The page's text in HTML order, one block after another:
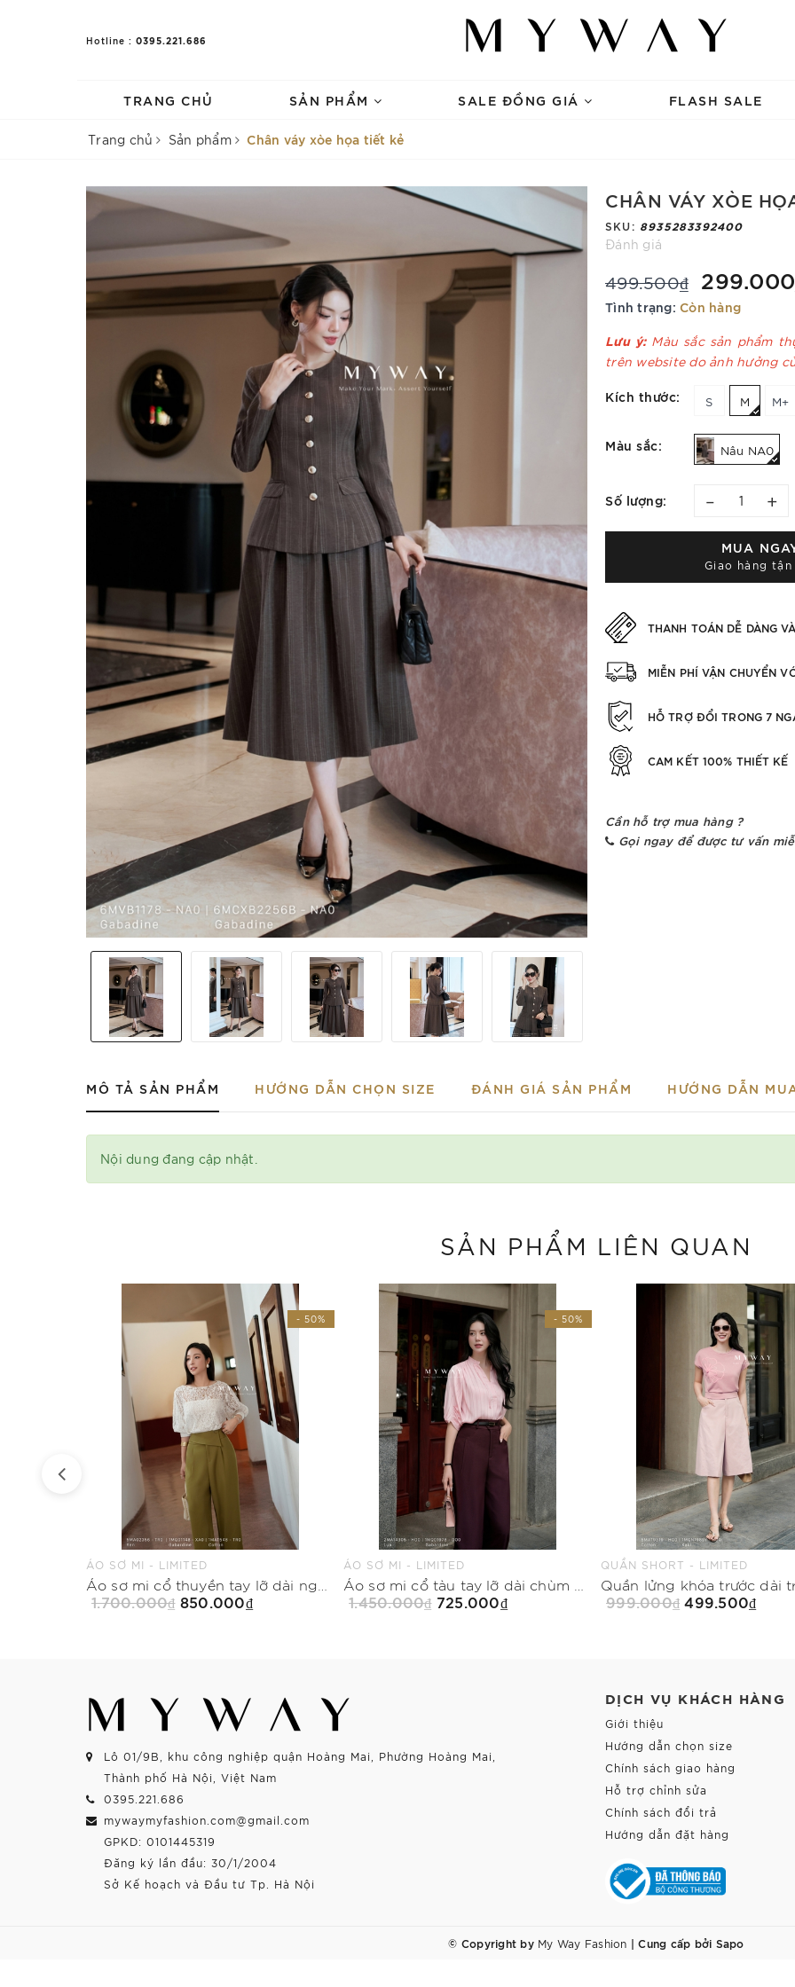
Hotline : 0395.221.686
TRANG CHỦ SẢN PHẨM SALE ĐỒNG GIÁ FLASH SALE
Trang chủ Sản phẩm Chân váy xòe họa tiết kẻ
CHÂN VÁY XÒE
SKU: 8935283392400
Đánh giá
499.500₫
Tình trạng: Còn hàng
Lưu ý: Màu sắc sản phẩm
trên website do ảnh hưởng
Kích thước: S M M+
Màu sắc: Nâu NA0
Số lượng: – +
MUA
Giao hàng tận
THANH TOÁN DỄ DÀNG
MIỄN PHÍ VẬN CHUYỂN
HỖ TRỢ ĐỔI TRONG 7
CAM KẾT 100% THIẾT KẾ
Cần hỗ trợ mua hàng ?
Gọi ngay để được tư vấn
MÔ TẢ SẢN PHẨM HƯỚNG DẪN CHỌN SIZE ĐÁNH GIÁ SẢN PHẨM HƯỚNG DẪN
Nội dung đang cập nhật.
SẢN PHẨM LIÊN QUAN
- 50%
ÁO SƠ MI - LIMITED
1.700.000₫ 850.000₫
- 50%
ÁO SƠ MI - LIMITED
1.450.000₫ 725.000₫
QUẦN SHORT - LIMITED
Quần lửng khóa trước dài
999.000₫ 499.500₫
Lô 01/9B, khu công nghiệp quận Hoàng Mai, Phường Hoàng Mai,
Thành phố Hà Nội, Việt Nam
0395.221.686
mywaymyfashion.com@gmail.com
GPKD: 0101445319
Đăng ký lần đầu: 30/1/2004
Sở Kế hoạch và Đầu tư Tp. Hà Nội
DỊCH VỤ KHÁCH HÀNG
Giới thiệu
Hướng dẫn chọn size
Chính sách giao hàng
Hỗ trợ chỉnh sửa
Chính sách đổi trả
Hướng dẫn đặt hàng
© Copyright by My Way Fashion | Cung cấp bởi Sapo